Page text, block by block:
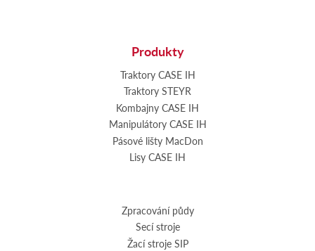
Produkty
Traktory CASE IH
Traktory STEYR
Kombajny CASE IH
Manipulátory CASE IH
Pásové lišty MacDon
Lisy CASE IH
Zpracování půdy
Secí stroje
Žací stroje SIP